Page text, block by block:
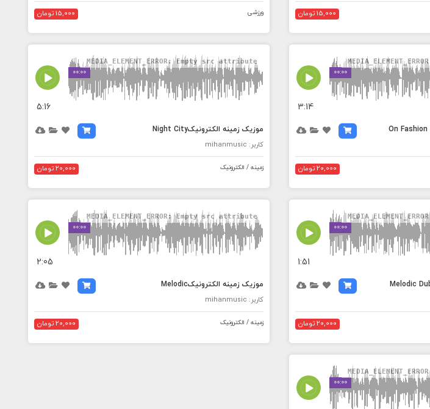
15,000 تومان ورزشی 15,000 تومان
00:00
3:14
20,000 تومان
00:00
MEDIA_ELEMENT_ERROR: Empty src attribute
5:16
موزیک زمینه الکترونیکNight City
کاربر: mihanmusic
زمینه / الکترونیک 20,000 تومان
00:00
1:51
20,000 تومان
00:00
MEDIA_ELEMENT_ERROR: Empty src attribute
2:05
موزیک زمینه الکترونیکMelodic
کاربر: mihanmusic
زمینه / الکترونیک 20,000 تومان
00:00